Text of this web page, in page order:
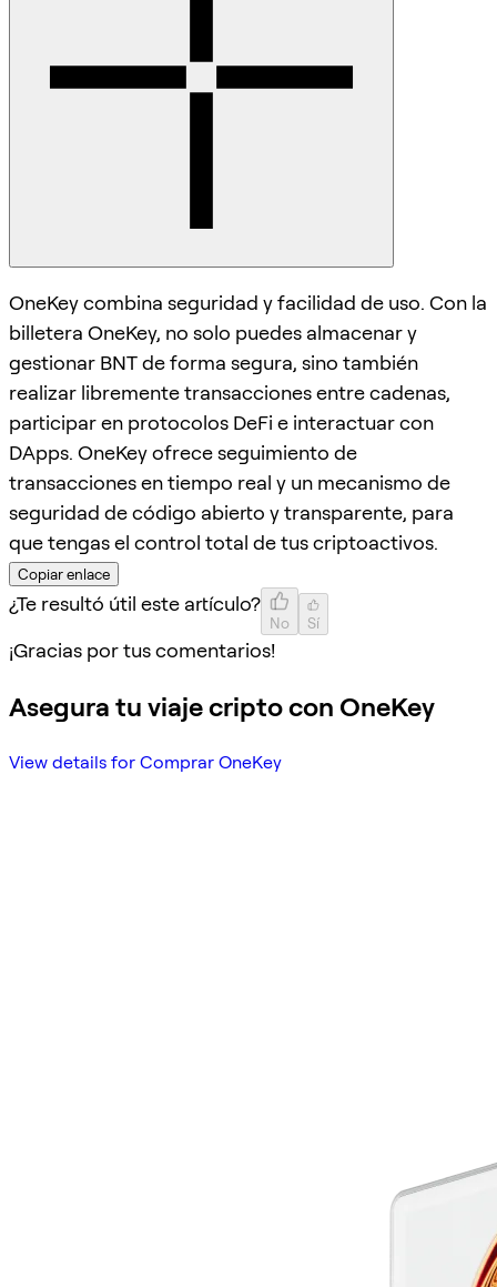
OneKey combina seguridad y facilidad de uso. Con la
billetera OneKey, no solo puedes almacenar y
gestionar BNT de forma segura, sino también
realizar libremente transacciones entre cadenas,
participar en protocolos DeFi e interactuar con
DApps. OneKey ofrece seguimiento de
transacciones en tiempo real y un mecanismo de
seguridad de código abierto y transparente, para
que tengas el control total de tus criptoactivos.
Copiar enlace
¿Te resultó útil este artículo?
No Sí
¡Gracias por tus comentarios!
Asegura tu viaje cripto con OneKey
View details for Comprar OneKey